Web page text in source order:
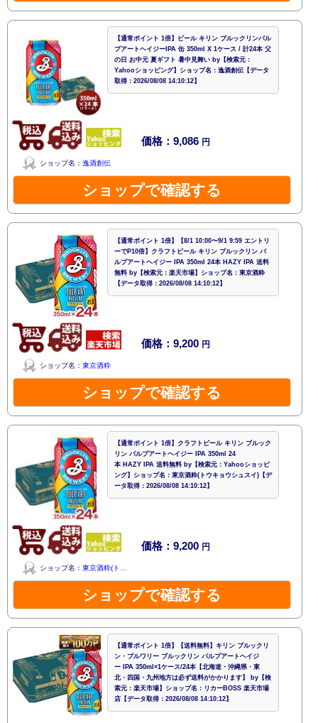
【通常ポイント 1倍】ビール キリン ブルックリンパル
プアートヘイジーIPA 缶 350ml X 1ケース / 計24本 父
の日 お中元 夏ギフト 暑中見舞い by【検索元：
Yahooショッピング】ショップ名：逸酒創伝【データ
取得：2026/08/08 14:10:12】
価格：9,086 円
ショップ名： 逸酒創伝
ショップで確認する
【通常ポイント 1倍】【8/1 10:00〜9/1 9:59 エントリ
ーでP10倍】クラフトビール キリン ブルックリン パ
ルプアートヘイジー IPA 350ml 24本 HAZY IPA 送料
無料 by【検索元：楽天市場】ショップ名：東京酒粋
【データ取得：2026/08/08 14:10:12】
価格：9,200 円
ショップ名： 東京酒粋
ショップで確認する
【通常ポイント 1倍】クラフトビール キリン ブルック
リン パルプアートヘイジー IPA 350ml 24
本 HAZY IPA 送料無料 by【検索元：Yahooショッピ
ング】ショップ名：東京酒粋(トウキョウシュスイ)【デ
ータ取得：2026/08/08 14:10:12】
価格：9,200 円
ショップ名： 東京酒粋(ト…
ショップで確認する
【通常ポイント 1倍】【送料無料】キリン ブルックリ
ン・ブルワリー ブルックリン パルプアートヘイジ
ー IPA 350ml×1ケース/24本【北海道・沖縄県・東
北・四国・九州地方は必ず送料がかかります】 by【検
索元：楽天市場】ショップ名：リカーBOSS 楽天市場
店【データ取得：2026/08/08 14:10:12】